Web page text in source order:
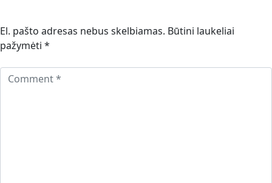
El. pašto adresas nebus skelbiamas. Būtini laukeliai
pažymėti *